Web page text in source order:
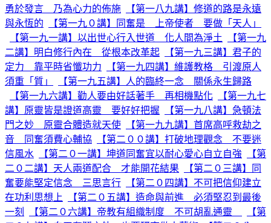
勇於發言 乃為心力的佈施
【第一八九講】修道的路是永遠
與永恆的
【第一九０講】同奮是 上帝使者 要做「天人」
【第一九一講】以出世心行入世道 化人間為淨土
【第一九
二講】明白修行內在 從根本改革起
【第一九三講】君子的
定力 靠平時省懺功力
【第一九四講】維護教格 引渡原人
須重「質」
【第一九五講】人的臨終一念 關係永生歸路
【第一九六講】勸人要由好話著手 再相機點化
【第一九七
講】原靈皆是證道高靈 要好好把握
【第一九八講】急頓法
門之妙 原靈合體造就天使
【第一九九講】首席高呼救劫之
音 同奮須費心輔協
【第二００講】打破地理觀念 不要迷
信風水
【第二０一講】坤道同奮宜以耐心愛心自立自強
【第
二０二講】天人兩道配合 才能開花結果
【第二０三講】同
奮要能堅定信念 三思言行
【第二０四講】不可把信仰建立
在功利思想上
【第二０五講】造命與前進 必須堅忍到最後
一刻
【第二０六講】帝教有組織制度 不可胡亂通靈
【第